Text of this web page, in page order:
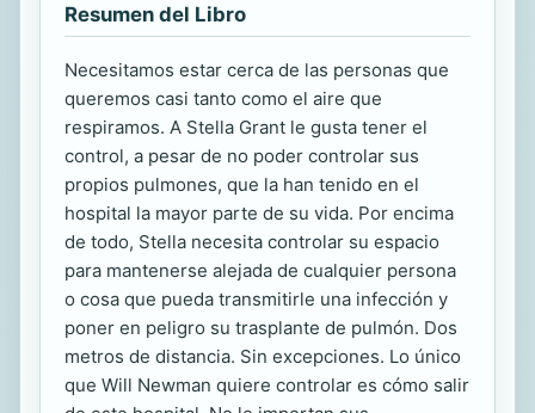
Resumen del Libro
Necesitamos estar cerca de las personas que
queremos casi tanto como el aire que
respiramos. A Stella Grant le gusta tener el
control, a pesar de no poder controlar sus
propios pulmones, que la han tenido en el
hospital la mayor parte de su vida. Por encima
de todo, Stella necesita controlar su espacio
para mantenerse alejada de cualquier persona
o cosa que pueda transmitirle una infección y
poner en peligro su trasplante de pulmón. Dos
metros de distancia. Sin excepciones. Lo único
que Will Newman quiere controlar es cómo salir